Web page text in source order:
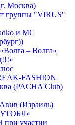
Москва)
группы "VIRUS"
и MC
– Волга»
FASHION
(PACHA Club)
(Израиль)
участии